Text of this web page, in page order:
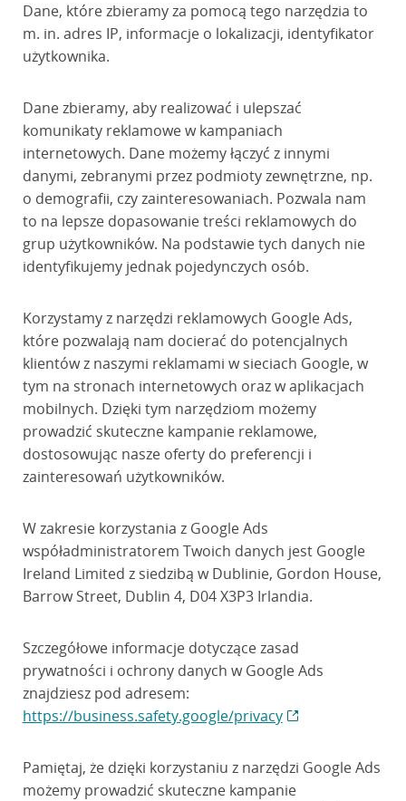
Dane, które zbieramy za pomocą tego narzędzia to
m. in. adres IP, informacje o lokalizacji, identyfikator
użytkownika.
Dane zbieramy, aby realizować i ulepszać
komunikaty reklamowe w kampaniach
internetowych. Dane możemy łączyć z innymi
danymi, zebranymi przez podmioty zewnętrzne, np.
o demografii, czy zainteresowaniach. Pozwala nam
to na lepsze dopasowanie treści reklamowych do
grup użytkowników. Na podstawie tych danych nie
identyfikujemy jednak pojedynczych osób.
Korzystamy z narzędzi reklamowych Google Ads,
które pozwalają nam docierać do potencjalnych
klientów z naszymi reklamami w sieciach Google, w
tym na stronach internetowych oraz w aplikacjach
mobilnych. Dzięki tym narzędziom możemy
prowadzić skuteczne kampanie reklamowe,
dostosowując nasze oferty do preferencji i
zainteresowań użytkowników.
W zakresie korzystania z Google Ads
współadministratorem Twoich danych jest Google
Ireland Limited z siedzibą w Dublinie, Gordon House,
Barrow Street, Dublin 4, D04 X3P3 Irlandia.
Szczegółowe informacje dotyczące zasad
prywatności i ochrony danych w Google Ads
znajdziesz pod adresem:
https://business.safety.google/privacy
Pamiętaj, że dzięki korzystaniu z narzędzi Google Ads
możemy prowadzić skuteczne kampanie